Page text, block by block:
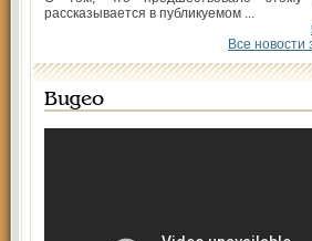
рассказывается в публикуемом ...
Все новости
Видео